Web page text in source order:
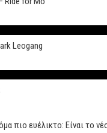
Leogang
πιο ευέλικτο: Είναι το